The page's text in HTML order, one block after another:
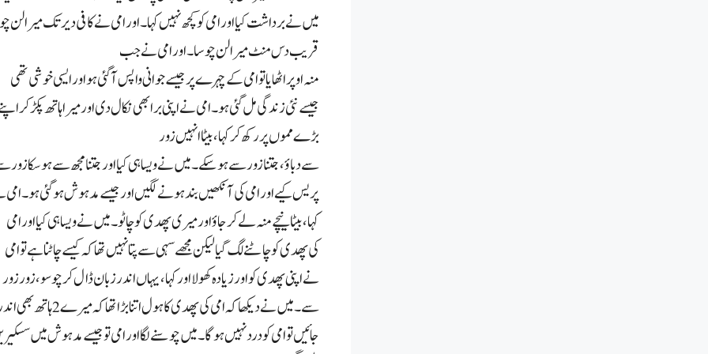
میں نے برداشت کیا اور امی کو کچھ نہیں کہا۔ اور امی نے کافی دیر تک میرا لن
قریب دس منٹ میرا لن چوسا۔ اور امی نے جب
منہ اوپر اٹھایا تو امی کے چہرے پر جیسے جوانی واپس آ گئی ہو اور ایسی خوشی تھی
جیسے نئی زندگی مل گئی ہو۔ امی نے اپنی برا بھی نکال دی اور میرا ہاتھ پکڑ کر
بڑے مموں پر رکھ کر کہا، بیٹا انہیں زور
سے دباؤ، جتنا زور سے ہو سکے۔ میں نے ویسا ہی کیا اور جتنا مجھ سے ہو سکا زور
پریس کیے اور امی کی آنکھیں بند ہونے لگیں اور جیسے مدہوش ہو گئی ہو۔
کہا، بیٹا نیچے منہ لے کر جاؤ اور میری پھدی کو چاٹو۔ میں نے ویسا ہی کیا اور امی
کی پھدی کو چاٹنے لگ گیا لیکن مجھے سہی سے پتا نہیں تھا کہ کیسے چاٹنا ہے تو امی
نے اپنی پھدی کو اور زیادہ کھولا اور کہا، یہاں اندر زبان ڈال کر چوسو، زور زور
سے۔ میں نے دیکھا کہ امی کی پھدی کا ہول اتنا بڑا تھا کہ میرے 2 ہاتھ بھی اندر چلے
جائیں تو امی کو درد نہیں ہوگا۔ میں چوسنے لگا اور امی تو جیسے مدہوش میں